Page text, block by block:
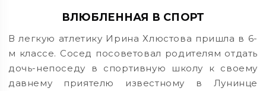
ВЛЮБЛЕННАЯ В СПОРТ
В легкую атлетику Ирина Хлюстова пришла в 6-
м классе. Сосед посоветовал родителям отдать
дочь-непоседу в спортивную школу к своему
давнему приятелю известному в Лунинце